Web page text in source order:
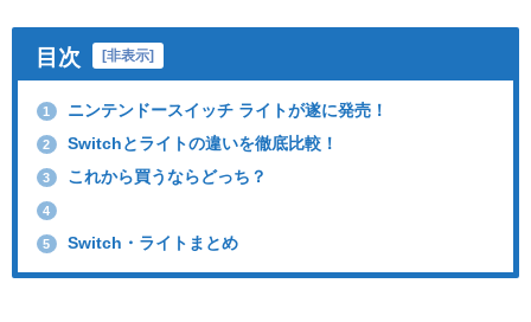
目次 [非表示]
1 ニンテンドースイッチ ライトが遂に発売！
2 Switchとライトの違いを徹底比較！
3 これから買うならどっち？
4
5 Switch・ライトまとめ